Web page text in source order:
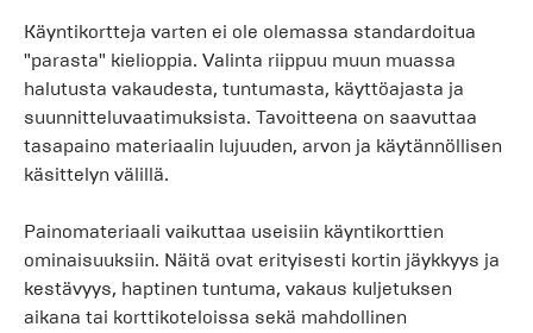
Käyntikortteja varten ei ole olemassa standardoitua
"parasta" kielioppia. Valinta riippuu muun muassa
halutusta vakaudesta, tuntumasta, käyttöajasta ja
suunnitteluvaatimuksista. Tavoitteena on saavuttaa
tasapaino materiaalin lujuuden, arvon ja käytännöllisen
käsittelyn välillä.
Painomateriaali vaikuttaa useisiin käyntikorttien
ominaisuuksiin. Näitä ovat erityisesti kortin jäykkyys ja
kestävyys, haptinen tuntuma, vakaus kuljetuksen
aikana tai korttikoteloissa sekä mahdollinen